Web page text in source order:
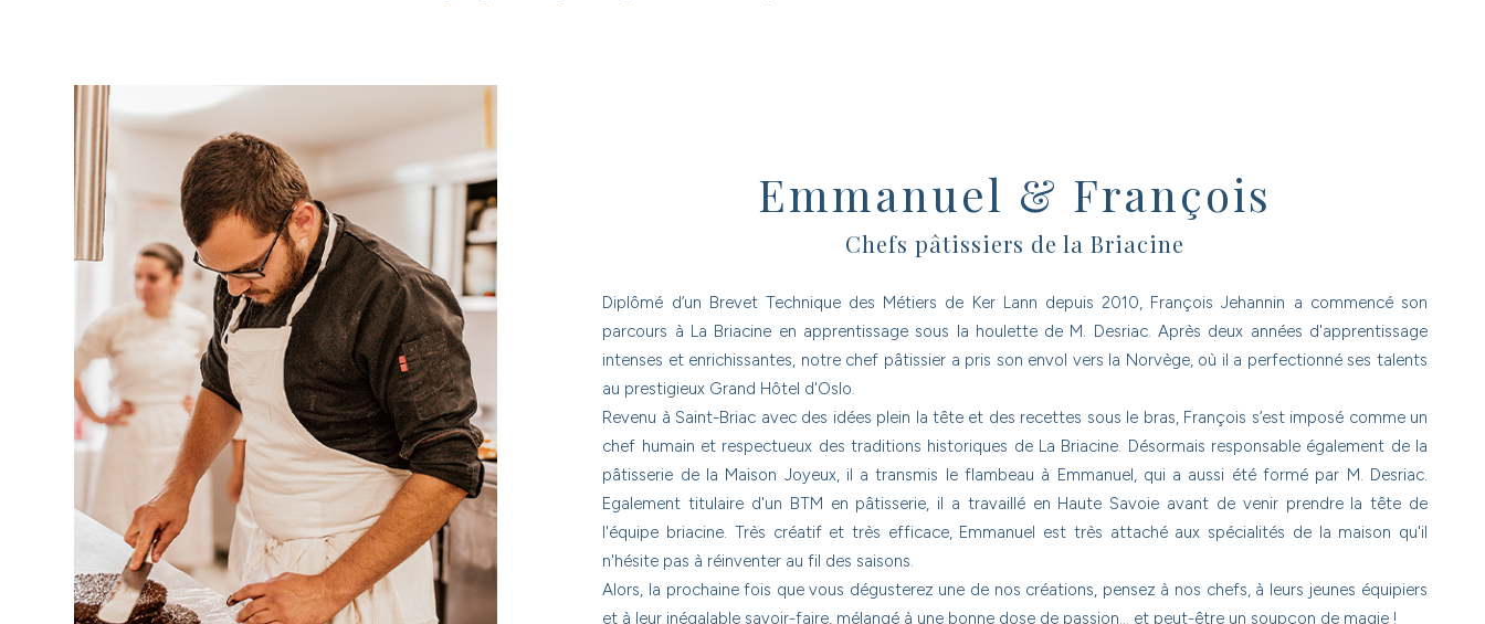
Emmanuel & François
Chefs pâtissiers de la Briacine
Diplômé d’un Brevet Technique des Métiers de Ker Lann depuis 2010, François Jehannin a commencé son
parcours à La Briacine en apprentissage sous la houlette de M. Desriac. Après deux années d'apprentissage
intenses et enrichissantes, notre chef pâtissier a pris son envol vers la Norvège, où il a perfectionné ses talents
au prestigieux Grand Hôtel d'Oslo.
Revenu à Saint-Briac avec des idées plein la tête et des recettes sous le bras, François s’est imposé comme un
chef humain et respectueux des traditions historiques de La Briacine. Désormais responsable également de la
pâtisserie de la Maison Joyeux, il a transmis le flambeau à Emmanuel, qui a aussi été formé par M. Desriac.
Egalement titulaire d'un BTM en pâtisserie, il a travaillé en Haute Savoie avant de venir prendre la tête de
l'équipe briacine. Très créatif et très efficace, Emmanuel est très attaché aux spécialités de la maison qu'il
n'hésite pas à réinventer au fil des saisons.
Alors, la prochaine fois que vous dégusterez une de nos créations, pensez à nos chefs, à leurs jeunes équipiers
et à leur inégalable savoir-faire, mélangé à une bonne dose de passion… et peut-être un soupçon de magie !